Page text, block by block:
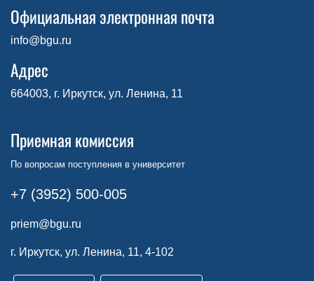
Официальная электронная почта
info@bgu.ru
Адрес
664003, г. Иркутск, ул. Ленина, 11
Приемная комиссия
По вопросам поступления в университет
+7 (3952) 500-005
priem@bgu.ru
г. Иркутск, ул. Ленина, 11, 4-102